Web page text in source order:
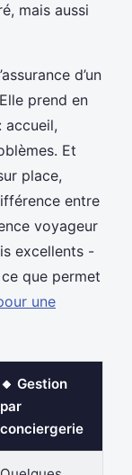
mais aussi
d’un
prend en
accueil,
Et
place,
entre
voyageur
excellents -
que permet
une
🔸 Gestion
par
conciergerie